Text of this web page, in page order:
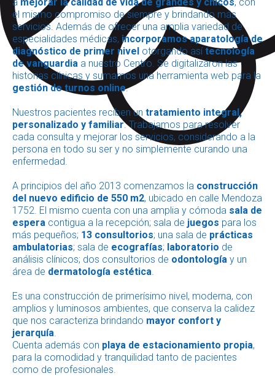
el mismo compromiso de siempre y brindando más
servicios. Además de ofrecer una amplia variedad de
especialidades médicas, incorporamos aparatología de
diagnóstico de primer nivel otorgando asítecnología
de vanguardia a nuestro Centro. Se digitalizaron las
historias clínicas y sumamos una herramienta web para la
gestión de turnos online.
Nuestros pacientes reciben un tratamiento integral,
personalizado y familiar. Trabajamos para resolver
cada consulta y mejorar los servicios, considerando a la
persona en todo su ser y no simplemente curando una
enfermedad.
A principios del año 2013 comenzamos la construcción
del nuevo edificio de 550 m2, ubicado en calle Mendoza
1752. El mismo cuenta con una amplia y cómoda sala de
espera contigua a la recepción; sala de juegos para los
más pequeños; 13 consultorios; una sala de prácticas
ambulatorias; sala de ecografías; laboratorio de
análisis clínicos; dos consultorios de odontología y un
área de dermatología estética.
Es una construcción de primerísimo nivel, moderna, con
amplios y luminosos ambientes, que conserva la calidez
que nos caracteriza brindando mayor confort y
jerarquía.
Cuenta además con playa de estacionamiento propia,
para la comodidad y tranquilidad tanto de pacientes
como de profesionales.